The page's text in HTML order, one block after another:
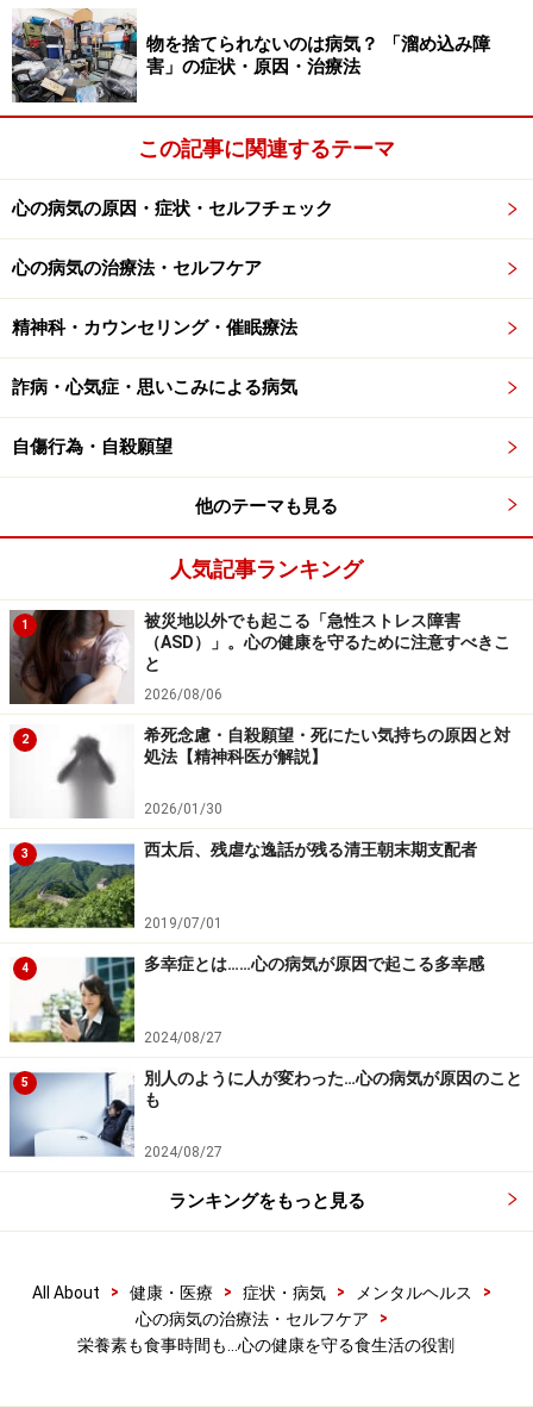
心を健康にしてくれる、誰かと共にする食
事時間
食事には体が必要とする栄養を摂取する役割の他、食事
を通じて誰かと時間を共にするという面もあります。も
るとは思いますが、誰かしら人と一緒に食卓を囲むこと
は大切です。
家庭での一家だんらんの食事に限らず、例えば、職場の
食堂で他の同僚と一緒に昼食のテーブルを囲んだり、時
には仲間同士の食事会に出かけたりするのもよいもので
てくれます。会話がはずみ、普段、口にしないような愚
痴をこぼしてしまう事もあるかもしれませんが、心の内
を言葉にして、口から出す事はストレス対策の基本でも
あります。例えばママ友同士のランチ会では、時に旦那
さまの愚痴をこぼし合う事もあるかもしれませんが、そ
れも必ずしも悪いことではなく、家庭円満のために奥さ
またちが日頃のストレスを上手に解消していると見る事
もできるのです。
心にも体にも欠かせない！ 医食同源として
心身の調子が悪い時、普段と違うものを食べて元気をつ
ける事はよくあると思います。こういう時にはこれを食
べる、これを飲むといった決まりがあるご家庭もあるで
しょう。例えば、子供の頃は風邪で寝込むと、母親が温
かいレモネードを出してくれた、といった事は、大人に
なってからも覚えているもの。実際、レモネードの元と
なるレモンには免疫を強化する働きがあるビタミンCが
豊富で、体内で白血球が風邪のウイルスと闘いやすくな
るという効果もあります。
また、疲れて集中力が落ちてしまった時、チョコレート
コレートのカロリーは脳のエネルギー源。また、チョコ
レートには脳内でエンドルフィンと呼ばれる、気分が良
くなる物質を分泌させる働きもあります。ただ、言わず
物を捨てられないのは病気？ 「溜め込み障
害」の症状・原因・治療法
この記事に関連するテーマ
心の病気の原因・症状・セルフチェック
心の病気の治療法・セルフケア
精神科・カウンセリング・催眠療法
詐病・心気症・思いこみによる病気
自傷行為・自殺願望
他のテーマも見る
人気記事ランキング
1
被災地以外でも起こる「急性ストレス障害
（ASD）」。心の健康を守るために注意すべきこ
と
2026/08/06
2
希死念慮・自殺願望・死にたい気持ちの原因と対
処法【精神科医が解説】
2026/01/30
3 西太后、残虐な逸話が残る清王朝末期支配者
2019/07/01
4 多幸症とは……心の病気が原因で起こる多幸感
2024/08/27
5
別人のように人が変わった…心の病気が原因のこと
も
2024/08/27
ランキングをもっと見る
All About > 健康・医療 > 症状・病気 > メンタルヘルス
>
心の病気の治療法・セルフケア
>
栄養素も食事時間も…心の健康を守る食生活の役割